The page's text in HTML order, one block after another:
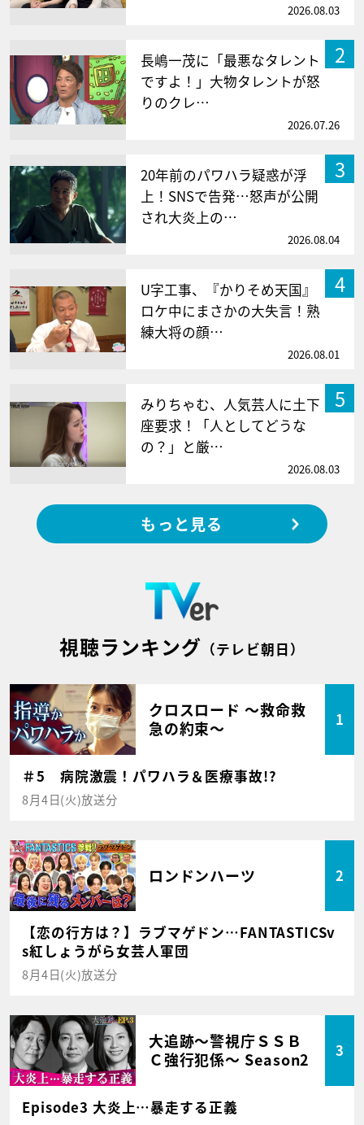
2026.08.03
2
長嶋一茂に「最悪なタレント
ですよ！」大物タレントが怒
りのクレ…
2026.07.26
3
20年前のパワハラ疑惑が浮
上！SNSで告発…怒声が公開
され大炎上の…
2026.08.04
4
U字工事、『かりそめ天国』
ロケ中にまさかの大失言！熟
練大将の顔…
2026.08.01
5
みりちゃむ、人気芸人に土下
座要求！「人としてどうな
の？」と厳…
2026.08.03
もっと見る
視聴ランキング （テレビ朝日）
クロスロード ～救命救
急の約束～
1
＃5 病院激震！パワハラ＆医療事故!?
8月4日(火)放送分
ロンドンハーツ 2
【恋の行方は？】ラブマゲドン…FANTASTICSv
s紅しょうがら女芸人軍団
8月4日(火)放送分
大追跡～警視庁ＳＳＢ
Ｃ強行犯係～ Season2
3
Episode3 大炎上…暴走する正義